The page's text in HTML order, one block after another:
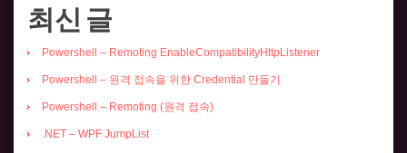
최신 글
Powershell – Remoting EnableCompatibilityHttpListener
Powershell – 원격 접속을 위한 Credential 만들기
Powershell – Remoting (원격 접속)
.NET – WPF JumpList